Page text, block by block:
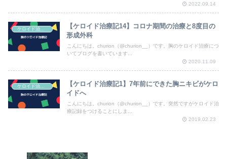
2022.09.14
【ケロイド治療記14】コロナ期間の治療と8度目の
形成外科
こんにちは。churion（@churion__）です。胸のケロイド治療につ
いてブログを書いています...
2020.11.09
ケロイド治療記
【ケロイド治療記1】7年前にできた胸ニキビがケロ
イドへ
こんにちは。churion（@churion__）です。突然ですがケロイド治
療記録をつけることにしま...
2019.02.23